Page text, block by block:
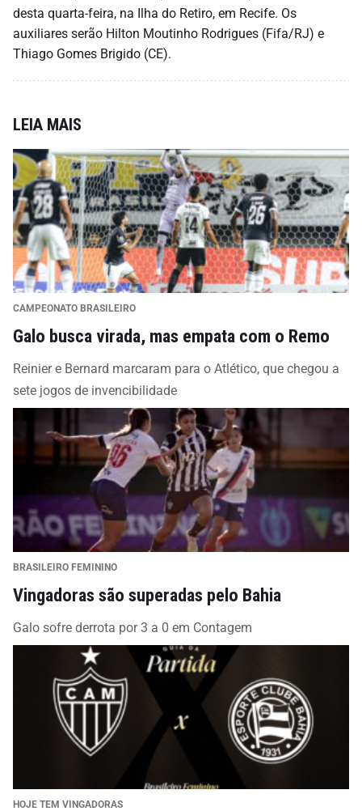
desta quarta-feira, na Ilha do Retiro, em Recife. Os
auxiliares serão Hilton Moutinho Rodrigues (Fifa/RJ) e
Thiago Gomes Brigido (CE).
LEIA MAIS
CAMPEONATO BRASILEIRO
Galo busca virada, mas empata com o Remo
Reinier e Bernard marcaram para o Atlético, que chegou a
sete jogos de invencibilidade
BRASILEIRO FEMININO
Vingadoras são superadas pelo Bahia
Galo sofre derrota por 3 a 0 em Contagem
HOJE TEM VINGADORAS